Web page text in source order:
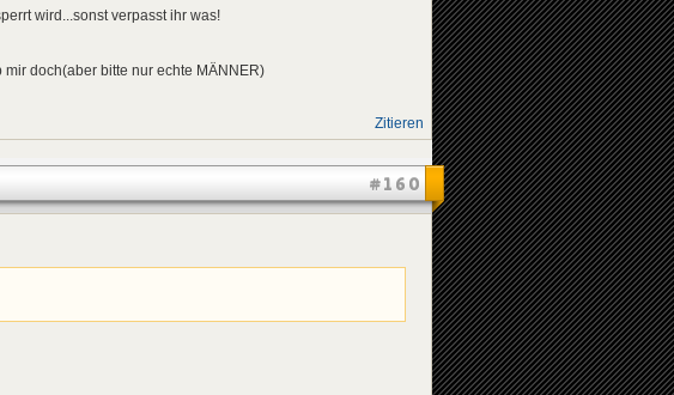
wird...sonst verpasst ihr was!
doch(aber bitte nur echte MÄNNER)
Zitieren
#160